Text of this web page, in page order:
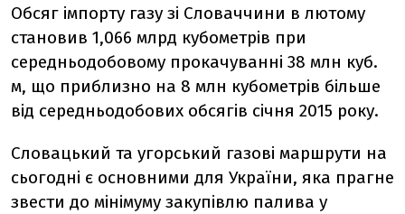
Обсяг імпорту газу зі Словаччини в лютому
становив 1,066 млрд кубометрів при
середньодобовому прокачуванні 38 млн куб.
м, що приблизно на 8 млн кубометрів більше
від середньодобових обсягів січня 2015 року.
Словацький та угорський газові маршрути на
сьогодні є основними для України, яка прагне
звести до мінімуму закупівлю палива у